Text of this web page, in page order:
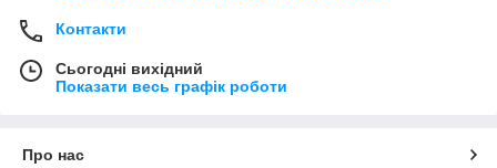
Контакти
Сьогодні вихідний
Показати весь графік роботи
Про нас